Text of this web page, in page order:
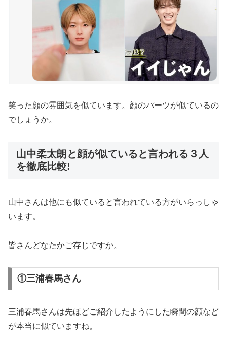
笑った顔の雰囲気を似ています。顔のパーツが似ているの
でしょうか。
山中柔太朗と顔が似ていると言われる３人
を徹底比較!
山中さんは他にも似ていると言われている方がいらっしゃ
います。
皆さんどなたかご存じですか。
①三浦春馬さん
三浦春馬さんは先ほどご紹介したようにした瞬間の顔など
が本当に似ていますね。